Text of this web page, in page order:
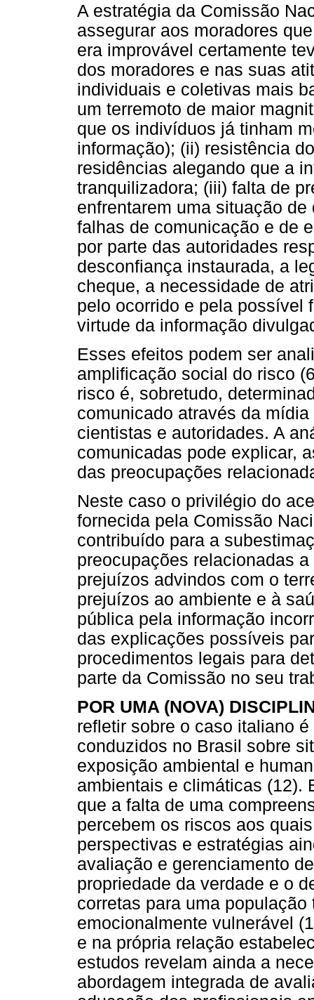
A estratégia da Comissão
assegurar aos moradores
era improvável certamente
dos moradores e nas suas
individuais e coletivas mais
um terremoto de maior
que os indivíduos já tinham
informação); (ii) resistência
residências alegando que a
tranquilizadora; (iii) falta de
enfrentarem uma situação
falhas de comunicação e de
por parte das autoridades
desconfiança instaurada, a
cheque, a necessidade de
pelo ocorrido e pela possível
virtude da informação
Esses efeitos podem ser
amplificação social do risco
risco é, sobretudo,
comunicado através da
cientistas e autoridades. A
comunicadas pode explicar,
das preocupações
Neste caso o privilégio do
fornecida pela Comissão
contribuído para a
preocupações relacionadas
prejuízos advindos com o
prejuízos ao ambiente e à
pública pela informação
das explicações possíveis
procedimentos legais para
parte da Comissão no seu
POR UMA (NOVA)
refletir sobre o caso italiano
conduzidos no Brasil sobre
exposição ambiental e
ambientais e climáticas (12).
que a falta de uma
percebem os riscos aos
perspectivas e estratégias
avaliação e gerenciamento
propriedade da verdade e o
corretas para uma
emocionalmente vulnerável
e na própria relação
estudos revelam ainda a
abordagem integrada de